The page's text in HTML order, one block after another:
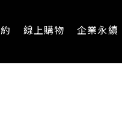
線上購物 企業永續